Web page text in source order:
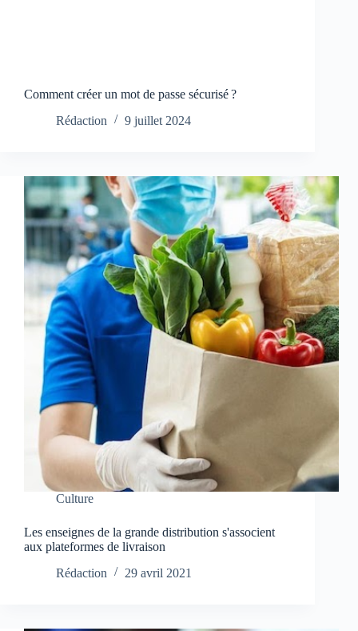
Comment créer un mot de passe sécurisé ?
Rédaction
9 juillet 2024
Culture
Les enseignes de la grande distribution s'associent
aux plateformes de livraison
Rédaction
29 avril 2021